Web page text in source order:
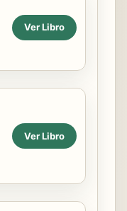
Ver Libro
Ver Libro